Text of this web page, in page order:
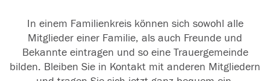
In einem Familienkreis können sich sowohl alle
Mitglieder einer Familie, als auch Freunde und
Bekannte eintragen und so eine Trauergemeinde
bilden. Bleiben Sie in Kontakt mit anderen Mitgliedern